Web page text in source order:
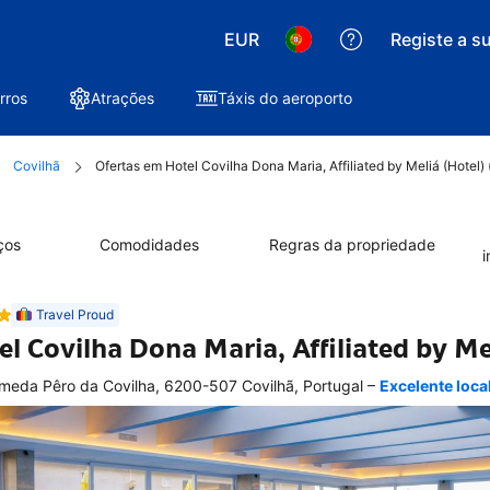
EUR Registe a
Atrações Táxis do aeroporto
Covilhã Ofertas em Hotel Covilha Dona Maria, Affiliated by Meliá (Hotel)
Comodidades Regras da propriedade
Travel Proud
Covilha Dona Maria, Affiliated by
Pêro da Covilha, 6200-507 Covilhã, Portugal
Localização
– Excelente